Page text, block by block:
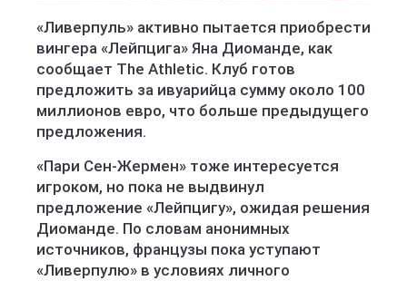
«Ливерпуль» активно пытается приобрести
вингера «Лейпцига» Яна Диоманде, как
сообщает The Athletic. Клуб готов
предложить за ивуарийца сумму около 100
миллионов евро, что больше предыдущего
предложения.
«Пари Сен-Жермен» тоже интересуется
игроком, но пока не выдвинул
предложение «Лейпцигу», ожидая решения
Диоманде. По словам анонимных
источников, французы пока уступают
«Ливерпулю» в условиях личного